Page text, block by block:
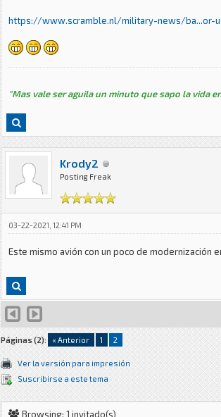
https://www.scramble.nl/military-news/ba...or-
"Mas vale ser aguila un minuto que sapo la vida
Krody2
Posting Freak
03-22-2021, 12:41 PM
Este mismo avión con un poco de
Páginas (2): « Anterior 1 2
Ver la versión para impresión
Suscribirse a este tema
Browsing: 1 invitado(s)